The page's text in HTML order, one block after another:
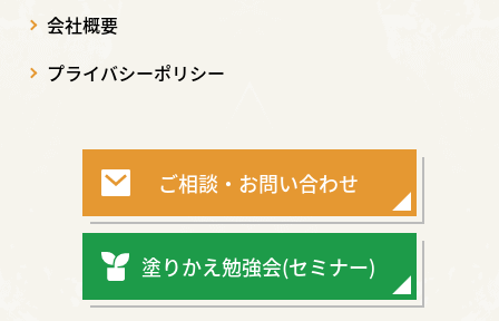
会社概要
プライバシーポリシー
ご相談・お問い合わせ
塗りかえ勉強会(セミナー)